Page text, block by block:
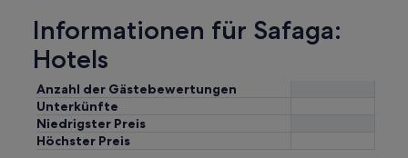
Informationen für Safaga:
Hotels
Anzahl der Gästebewertungen
Unterkünfte
Niedrigster Preis
Höchster Preis